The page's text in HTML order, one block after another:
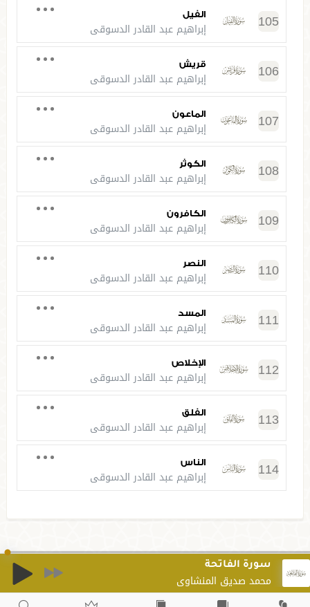
105 الفيل
إبراهيم عبد القادر الدسوقي
106 قريش
إبراهيم عبد القادر الدسوقي
107 الماعون
إبراهيم عبد القادر الدسوقي
108 الكوثر
إبراهيم عبد القادر الدسوقي
109 الكافرون
إبراهيم عبد القادر الدسوقي
110 النصر
إبراهيم عبد القادر الدسوقي
111 المسد
إبراهيم عبد القادر الدسوقي
112 الإخلاص
إبراهيم عبد القادر الدسوقي
113 الفلق
إبراهيم عبد القادر الدسوقي
114 الناس
إبراهيم عبد القادر الدسوقي
الفاتحة
محمد صديق المنشاوي